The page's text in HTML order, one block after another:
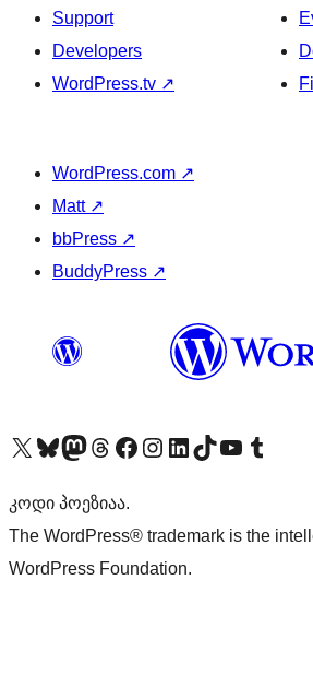
Support
Developers
WordPress.tv ↗
WordPress.com ↗
Matt ↗
bbPress ↗
BuddyPress ↗
Visit our X (formerly Twitter) account
Visit our Bluesky account
Visit our Mastodon account
Visit our Threads account
Visit our Facebook pageVisit our Instagram account
Visit our LinkedIn account
Visit our TikTok account
Visit our YouTube channel
Visit our Tumblr
კოდი პოეზიაა.
The WordPress® trademark is the
WordPress Foundation.